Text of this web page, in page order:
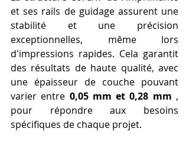
et ses rails de guidage assurent une
stabilité et une précision
exceptionnelles, même lors
d'impressions rapides. Cela garantit
des résultats de haute qualité, avec
une épaisseur de couche pouvant
varier entre 0,05 mm et 0,28 mm ,
pour répondre aux besoins
spécifiques de chaque projet.